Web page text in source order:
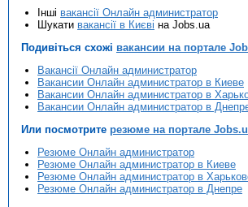
Інші вакансії Онлайн администратор
Шукати вакансії в Києві на Jobs.ua
Подивіться схожі вакансии на портале
Вакансії Онлайн администратор
Вакансии Онлайн администратор в Киеве
Вакансии Онлайн администратор в
Вакансии Онлайн администратор в
Или посмотрите резюме на портале
Резюме Онлайн администратор
Резюме Онлайн администратор в Киеве
Резюме Онлайн администратор в
Резюме Онлайн администратор в Днепре